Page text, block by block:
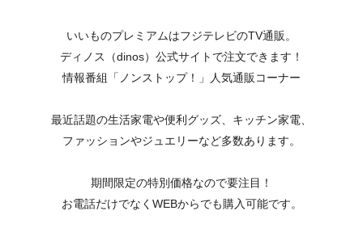
いいものプレミアムはフジテレビのTV通販。
ディノス（dinos）公式サイトで注文できます！
情報番組「ノンストップ！」人気通販コーナー
最近話題の生活家電や便利グッズ、キッチン家電、
ファッションやジュエリーなど多数あります。
期間限定の特別価格なので要注目！
お電話だけでなくWEBからでも購入可能です。